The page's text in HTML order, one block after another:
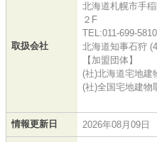
取扱会社
北海道札幌市手
２F
TEL:011-699-5810
北海道知事石狩
【加盟団体】
(社)北海道宅地
(社)全国宅地建物
情報更新日 2026年08月09日